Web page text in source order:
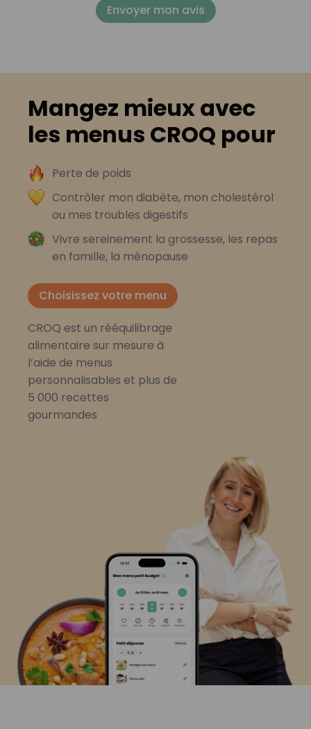
Envoyer mon avis
Mangez mieux avec
les menus CROQ pour
Perte de poids
Contrôler mon diabète, mon cholestérol
ou mes troubles digestifs
Vivre sereinement la grossesse, les repas
en famille, la ménopause
Choisissez votre menu
CROQ est un rééquilibrage
alimentaire sur mesure à
l’aide de menus
personnalisables et plus de
5 000 recettes
gourmandes